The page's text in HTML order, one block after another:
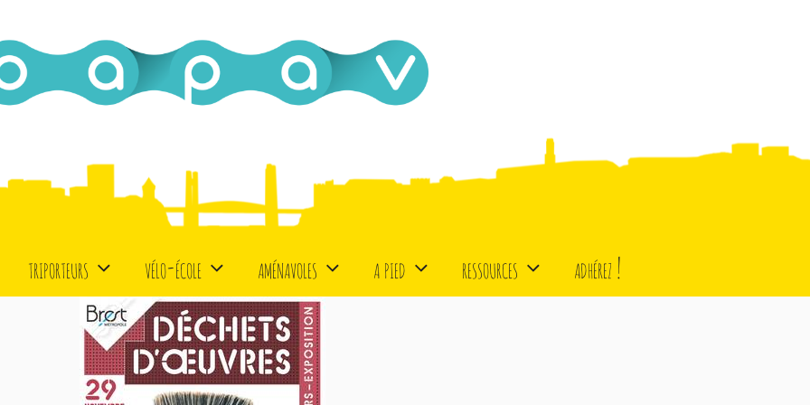
triporteurs vélo-école aménavoles a pied ressources adhérez !